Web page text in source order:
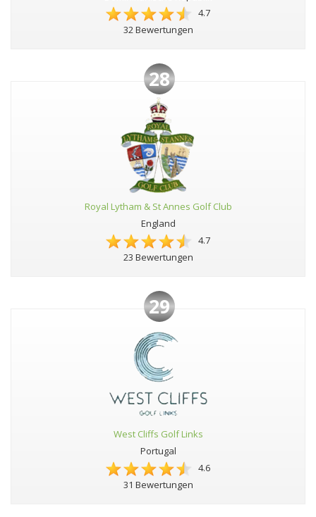
4.7
32 Bewertungen
28
Royal Lytham & St Annes Golf Club
England
4.7
23 Bewertungen
29
West Cliffs Golf Links
Portugal
4.6
31 Bewertungen